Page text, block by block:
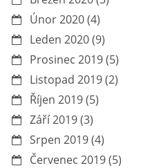
Únor 2020(4)
Leden 2020(9)
Prosinec 2019(5)
Listopad 2019(2)
Říjen 2019(5)
Září 2019(3)
Srpen 2019(4)
Červenec 2019(5)